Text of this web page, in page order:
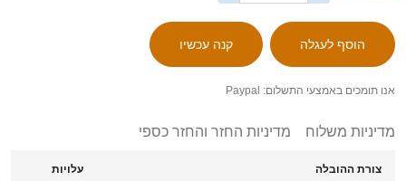
אנו תומכים באמצעי התשלום: Paypal
מדיניות משלוח מדיניות החזר והחזר כספי
צורת ההובלה עלויות